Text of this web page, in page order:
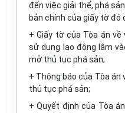
đến việc giải thể, phá
bản chính của giấy tờ đó
+ Giấy tờ của Tòa án
sử dụng lao động lâm
mở thủ tục phá sản;
+ Thông báo của Tòa
thủ tục phá sản;
+ Quyết định của Tòa